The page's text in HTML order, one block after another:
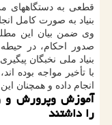
قطعی به دستگاههای
بنیاد به صورت کامل
وی ضمن بیان این
صدور احکام، در
بنیاد ملی نخبگان
با تأخیر مواجه بوده
انجام داده و همچنان
آموزش وپرورش و
را داشتند